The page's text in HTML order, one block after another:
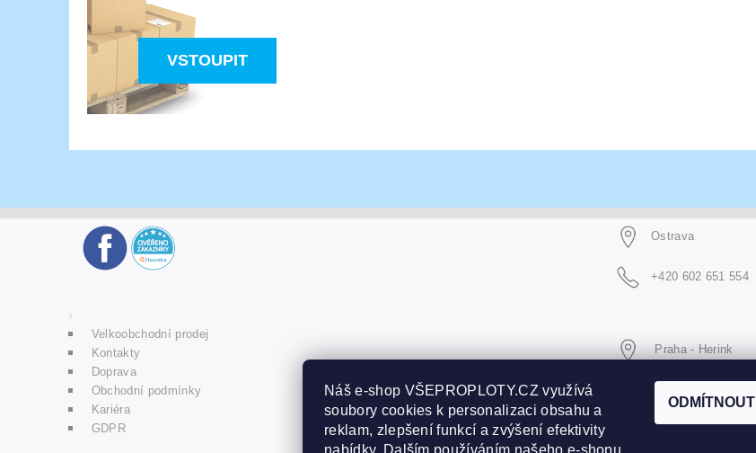
VSTOUPIT
Ostrava
+420 602 651 554
Velkoobchodní prodej
Kontakty
Doprava
Obchodní podmínky
Kariéra
GDPR
Praha - Herink
+420 606 020 266
Náš e-shop VŠEPROPLOTY.CZ využívá
soubory cookies k personalizaci obsahu a
reklam, zlepšení funkcí a zvýšení efektivity
nabídky. Dalším používáním našeho e-shopu
ODMÍTNOUT